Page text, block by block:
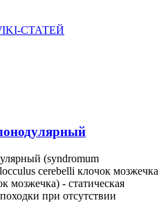
СТАТЕЙ
(syndromum
cerebelli клочок мозжечка
мозжечка) - статическая
при отсутствии